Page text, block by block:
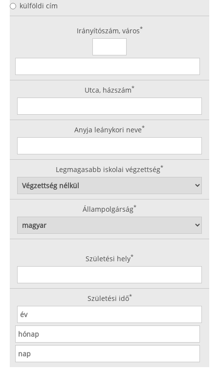
külföldi cím
Irányítószám, város*
Utca, házszám*
Anyja leánykori neve*
Legmagasabb iskolai végzettség*
Állampolgárság*
Születési hely*
Születési idő*